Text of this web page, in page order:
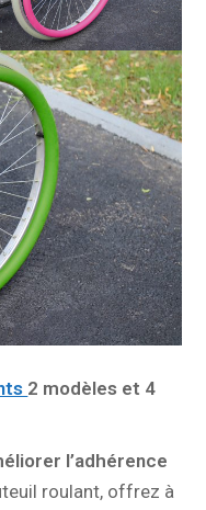
2 modèles et 4
l’adhérence
roulant, offrez à